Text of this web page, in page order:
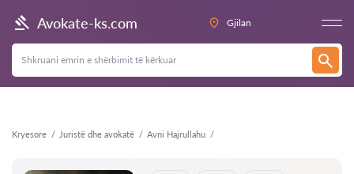
Avokate-ks.com Gjilan
Kryesore Juristë dhe avokatë Avni Hajrullahu
Kthehu